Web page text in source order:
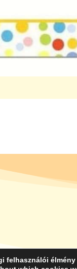
KATOLIKUS ÓVODA
felhasználói